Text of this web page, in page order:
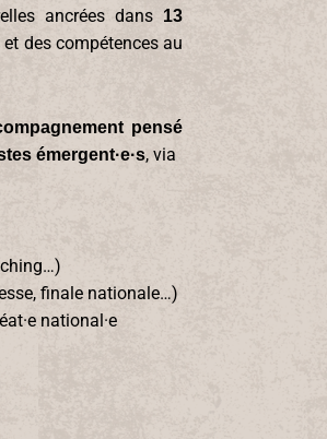
ancrées dans 13
des compétences au
pensé
émergent·e·s, via
finale nationale…)
national·e